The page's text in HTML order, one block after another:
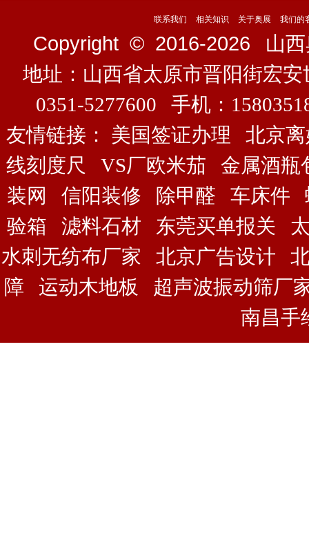
联系我们 相关知识 关于奥展 我们的
Copyright © 2016-2026
山
地址：山西省太原市晋阳街宏
0351-5277600 手机：
友情链接： 美国签证办理
北京
线刻度尺
VS厂欧米茄
金属酒瓶
装网
信阳装修 除甲醛 车床件
验箱
滤料石材 东莞买单报关
水刺无纺布厂家
北京广告设计
障
运动木地板
超声波振动筛厂
南昌手